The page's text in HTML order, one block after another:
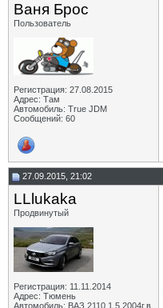
Ваня Брос
Пользователь
Регистрация: 27.08.2015
Адрес: Там
Автомобиль: True JDM
Сообщений: 60
27.09.2015, 21:02
LLlukaka
Продвинутый
Регистрация: 11.11.2014
Адрес: Тюмень
Автомобиль: ВАЗ 2110 1.5 2004г.в.